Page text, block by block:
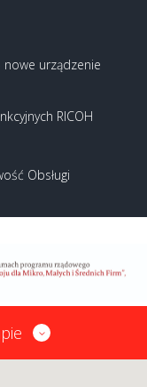
urządzenie
RICOH
Obsługi